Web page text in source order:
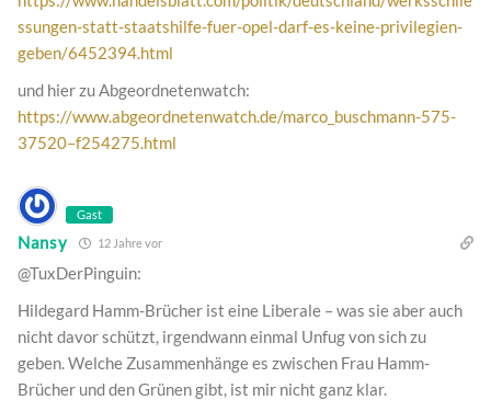
ssungen-statt-staatshilfe-fuer-opel-darf-es-keine-privilegien-
geben/6452394.html
und hier zu Abgeordnetenwatch:
https://www.abgeordnetenwatch.de/marco_buschmann-575-
37520–f254275.html
Gast
Nansy 12 Jahre vor
@TuxDerPinguin:
Hildegard Hamm-Brücher ist eine Liberale – was sie aber auch
nicht davor schützt, irgendwann einmal Unfug von sich zu
geben. Welche Zusammenhänge es zwischen Frau Hamm-
Brücher und den Grünen gibt, ist mir nicht ganz klar.